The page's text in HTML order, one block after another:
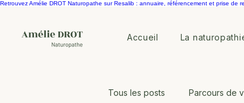
Retrouvez Amélie DROT Naturopathe sur Resalib : annuaire, référencement et prise de
Accueil La
Tous les posts Parcours de